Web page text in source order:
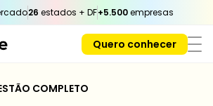
26 estados + DF+5.500 empresas
Quero conhecer
COMPLETO